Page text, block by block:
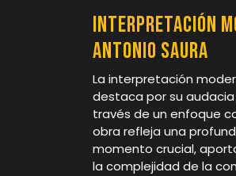
Interpretación
Antonio Saura
La interpretación
destaca por su
través de un enfoque
obra refleja una
momento crucial,
la complejidad de la